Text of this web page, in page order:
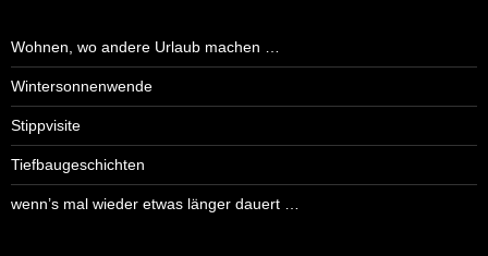
Wohnen, wo andere Urlaub machen …
Wintersonnenwende
Stippvisite
Tiefbaugeschichten
wenn’s mal wieder etwas länger dauert …